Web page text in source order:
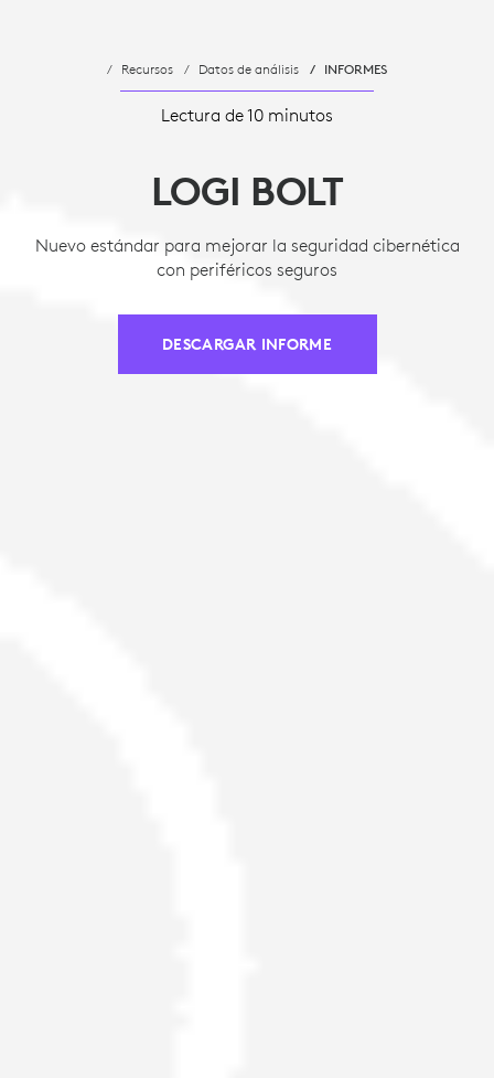
Recursos Datos de análisis INFORMES
Lectura de 10 minutos
LOGI BOLT
Nuevo estándar para mejorar la seguridad cibernética
con periféricos seguros
DESCARGAR INFORME